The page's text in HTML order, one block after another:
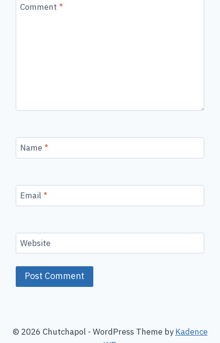
Comment *
Name*
Email*
Website
© 2026 Chutchapol - WordPress Theme byKadence